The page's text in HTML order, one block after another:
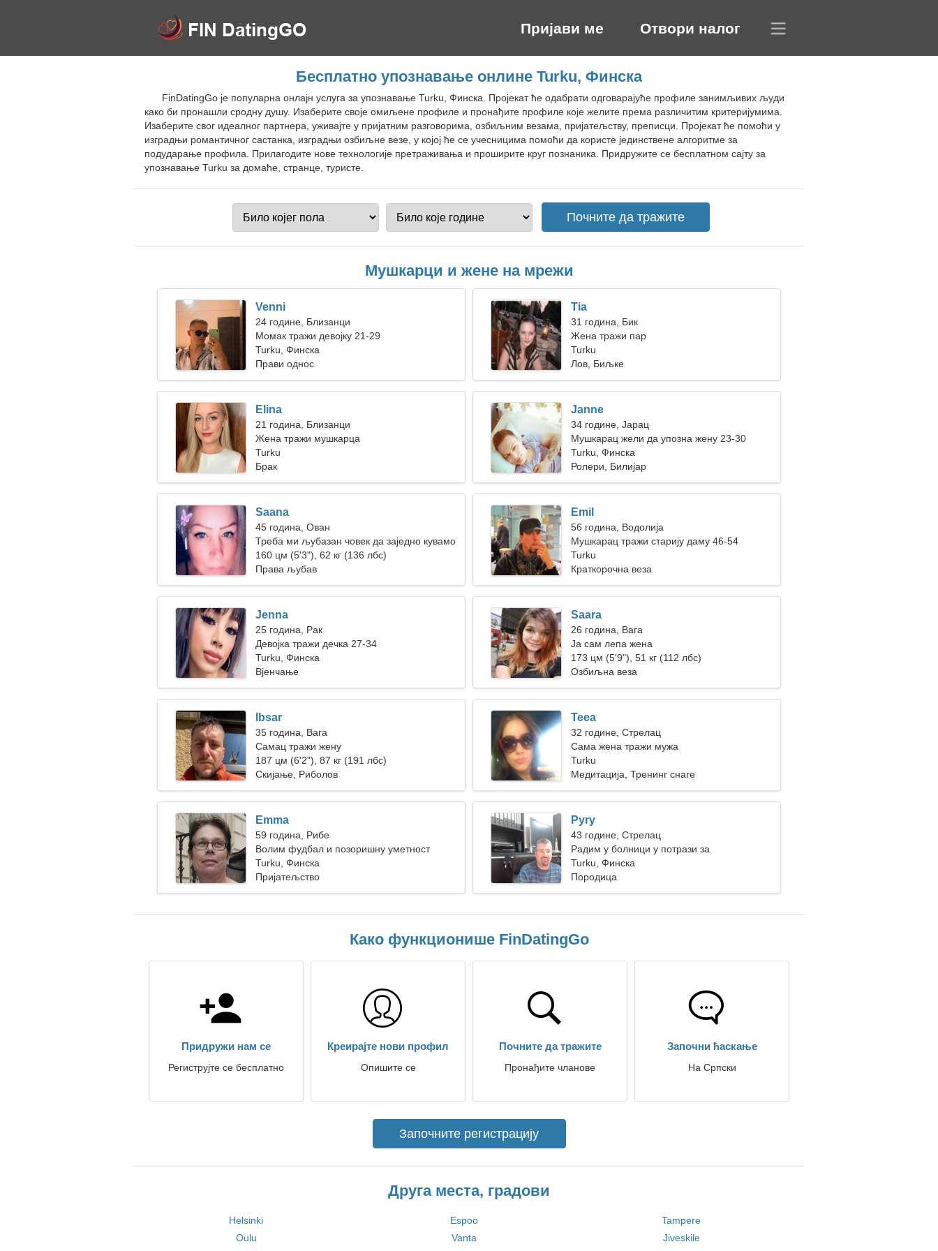
Пријави ме Отвори налог
Бесплатно упознавање онлине Turku, Финска
FinDatingGo је популарна онлајн услуга за упознавање Turku, Финска. Пројекат ће одабрати одговарајуће профиле занимљивих људи
како би пронашли сродну душу. Изаберите своје омиљене профиле и пронађите профиле које желите према различитим критеријумима.
Изаберите свог идеалног партнера, уживајте у пријатним разговорима, озбиљним везама, пријатељству, преписци. Пројекат ће помоћи у
изградњи романтичног састанка, изградњи озбиљне везе, у којој ће се учесницима помоћи да користе јединствене алгоритме за
подударање профила. Прилагодите нове технологије претраживања и проширите круг познаника. Придружите се бесплатном сајту за
упознавање Turku за домаће, странце, туристе.
Мушкарци и жене на мрежи
Venni
24 године, Близанци
Момак тражи девојку 21-29
Turku, Финска
Прави однос
Tia
31 година, Бик
Жена тражи пар
Turku
Лов, Биљке
Elina
21 година, Близанци
Жена тражи мушкарца
Turku
Брак
Janne
34 године, Јарац
Мушкарац жели да упозна жену 23-30
Turku, Финска
Ролери, Билијар
Saana
45 година, Ован
Треба ми љубазан човек да заједно кувамо
160 цм (5'3"), 62 кг (136 лбс)
Права љубав
Emil
56 година, Водолија
Мушкарац тражи старију даму 46-54
Turku
Краткорочна веза
Jenna
25 година, Рак
Девојка тражи дечка 27-34
Turku, Финска
Вјенчање
Saara
26 година, Вага
Ја сам лепа жена
173 цм (5'9"), 51 кг (112 лбс)
Озбиљна веза
Ibsar
35 година, Вага
Самац тражи жену
187 цм (6'2"), 87 кг (191 лбс)
Скијање, Риболов
Teea
32 године, Стрелац
Сама жена тражи мужа
Turku
Медитација, Тренинг снаге
Emma
59 година, Рибе
Волим фудбал и позоришну уметност
Turku, Финска
Пријатељство
Pyry
43 године, Стрелац
Радим у болници у потрази за
романтичном женом
Turku, Финска
Породица
Како функционише FinDatingGo
Придружи нам се
Региструјте се бесплатно
Креирајте нови профил
Опишите се
Почните да тражите
Пронађите чланове
Започни ћаскање
На Српски
Започните регистрацију
Друга места, градови
Helsinki Espoo
Tampere
Oulu
Vanta
Jiveskile